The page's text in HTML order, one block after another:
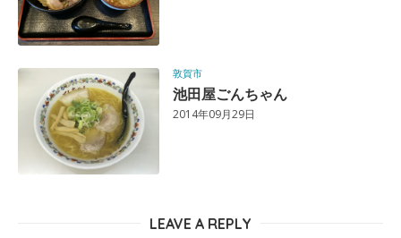
敦賀市
池田屋ごんちゃん
2014年09月29日
LEAVE A REPLY